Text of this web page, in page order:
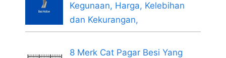
Kegunaan, Harga, Kelebihan
dan Kekurangan,
8 Merk Cat Pagar Besi Yang